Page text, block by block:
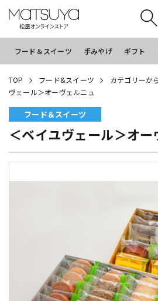
フード＆スイーツ 手みやげ ギフト
TOP フード&スイーツ カテゴリーか
ヴェール＞オーヴェルニュ
フード＆スイーツ
＜ベイユヴェール＞オー